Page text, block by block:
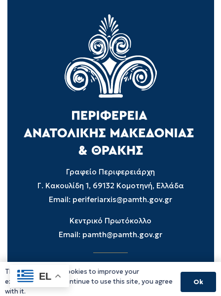
Γραφείο Περιφερειάρχη
Γ. Κακουλίδη 1, 69132 Κομοτηνή, Ελλάδα
Email: periferiarxis@pamth.gov.gr
Κεντρικό Πρωτόκολλο
Email: pamth@pamth.gov.gr
Υπηρεσίες Δράμας
Υπηρεσίες Καβάλας
EL
This website uses cookies to improve your
experience. If you continue to use this site, you agree
with it.
Ok